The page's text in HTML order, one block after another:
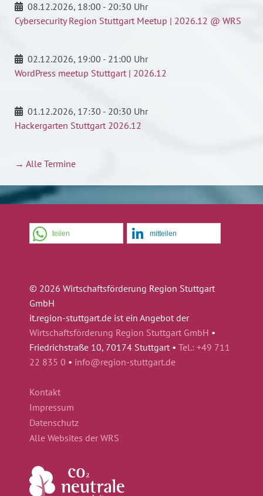
08.12.2026, 18:00 - 20:30 Uhr
Cybersecurity Region Stuttgart Meetup | 2026.12 @ WRS
02.12.2026, 19:00 - 21:00 Uhr
WordPress meetup Stuttgart | 2026.12
01.12.2026, 17:30 - 20:30 Uhr
Hackergarten Stuttgart 2026.12
→ Alle Termine
teilen mitteilen
© 2026 Wirtschaftsförderung Region Stuttgart
GmbH
it.region-stuttgart.de ist ein Angebot der
Wirtschaftsförderung Region Stuttgart GmbH •
Friedrichstraße 10, 70174 Stuttgart • Tel.: +49 711
22 835 0 • info@region-stuttgart.de
Kontakt
Impressum
Datenschutz
Alle Websites der WRS